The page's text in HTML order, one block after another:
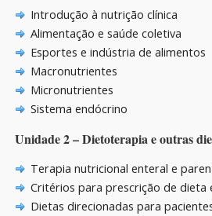
Introdução à nutrição clínica
Alimentação e saúde coletiva
Esportes e indústria de alimentos
Macronutrientes
Micronutrientes
Sistema endócrino
Unidade 2 – Dietoterapia e outras
Terapia nutricional enteral e
Critérios para prescrição de dieta
Dietas direcionadas para